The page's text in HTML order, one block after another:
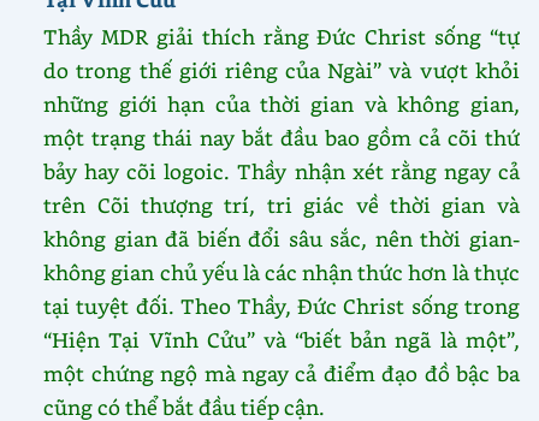
Thầy MDR giải thích rằng Đức Christ sống “tự
do trong thế giới riêng của Ngài” và vượt khỏi
những giới hạn của thời gian và không gian,
một trạng thái nay bắt đầu bao gồm cả cõi thứ
bảy hay cõi logoic. Thầy nhận xét rằng ngay cả
trên Cõi thượng trí, tri giác về thời gian và
không gian đã biến đổi sâu sắc, nên thời gian-
không gian chủ yếu là các nhận thức hơn là thực
tại tuyệt đối. Theo Thầy, Đức Christ sống trong
“Hiện Tại Vĩnh Cửu” và “biết bản ngã là một”,
một chứng ngộ mà ngay cả điểm đạo đồ bậc ba
cũng có thể bắt đầu tiếp cận.